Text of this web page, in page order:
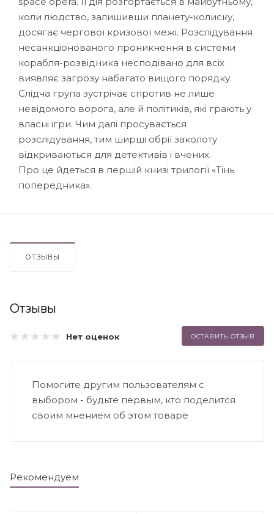
коли людство, залишивши планету-колиску,
досягає чергової кризової межі. Розслідування
несанкціонованого проникнення в системи
корабля-розвідника несподівано для всіх
виявляє загрозу набагато вищого порядку.
Слідча група зустрічає спротив не лише
невідомого ворога, але й політиків, які грають у
власні ігри. Чим далі просувається
розслідування, тим ширші обрії заколоту
відкриваються для детективів і вчених.
Про це йдеться в першій книзі трилогії «Тінь
попередника».
ОТЗЫВЫ
Отзывы
Нет оценок ОСТАВИТЬ ОТЗЫВ
Помогите другим пользователям с
выбором - будьте первым, кто поделится
своим мнением об этом товаре
Рекомендуем